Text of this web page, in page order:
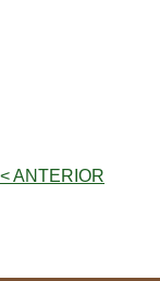
< ANTERIOR